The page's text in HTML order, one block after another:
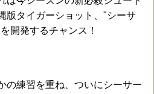
版タイガーショット、"シーサ
開発するチャンス！
の練習を重ね、ついにシーサー